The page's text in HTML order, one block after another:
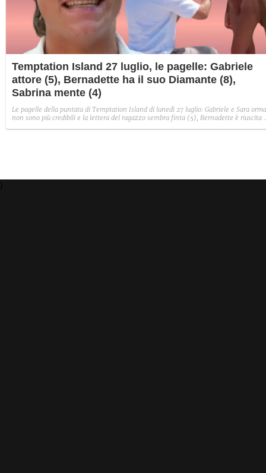
Temptation Island 27 luglio, le pagelle: Gabriele
attore (5), Bernadette ha il suo Diamante (8),
Sabrina mente (4)
Le pagelle della puntata di Temptation Island di lunedì 27 luglio: Gabriele e Sara
non sono più credibili e la lettera del ragazzo sembra finta (5), Bernadette è riuscita